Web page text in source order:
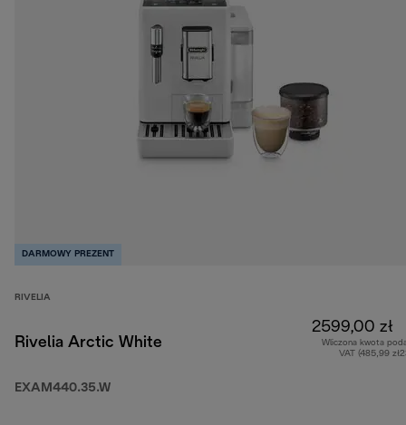
DARMOWY PREZENT
RIVELIA
Rivelia Arctic White
EXAM440.35.W
2599,00 zł
Wliczona kwota
VAT (485,99